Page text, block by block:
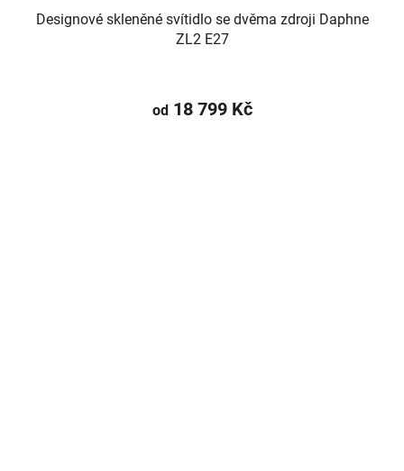
Designové skleněné svítidlo se dvěma zdroji Daphne
ZL2 E27
od18 799 Kč